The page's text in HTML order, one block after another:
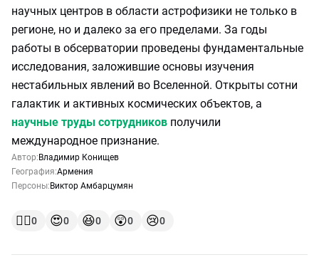
научных центров в области астрофизики не только в
регионе, но и далеко за его пределами. За годы
работы в обсерватории проведены фундаментальные
исследования, заложившие основы изучения
нестабильных явлений во Вселенной. Открыты сотни
галактик и активных космических объектов, а
научные труды сотрудников получили
международное признание.
Автор: Владимир Конищев
География:Армения
Персоны: Виктор Амбарцумян
👍🏻0 😍0 😆0 😲0 😢0